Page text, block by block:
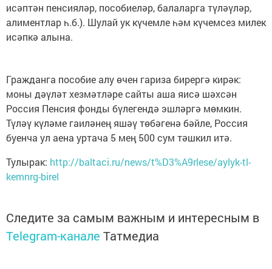
исәптән пенсияләр, пособиеләр, балаларга түләүләр,
алиментлар һ.б.). Шулай ук күчемле һәм күчемсез милек
исәпкә алына.
Гражданга пособие алу өчен гариза бирергә кирәк:
моны дәүләт хезмәтләре сайты аша яисә шәхсән
Россия Пенсия фонды бүлегендә эшләргә мөмкин.
Түләү күләме гаиләнең яшәү төбәгенә бәйле, Россия
буенча ул аена уртача 5 мең 500 сум тәшкил итә.
Тулырак: http://baltaci.ru/news/t%D3%A9rlese/aylyk-tl-
kemnrg-birel
Следите за самым важным и интересным в
Telegram-канале Татмедиа